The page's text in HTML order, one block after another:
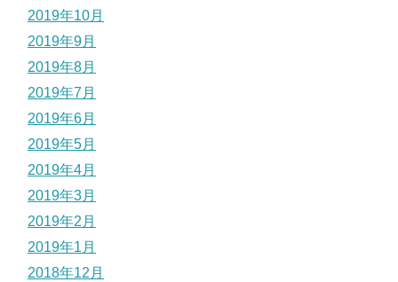
2019年10月
2019年9月
2019年8月
2019年7月
2019年6月
2019年5月
2019年4月
2019年3月
2019年2月
2019年1月
2018年12月